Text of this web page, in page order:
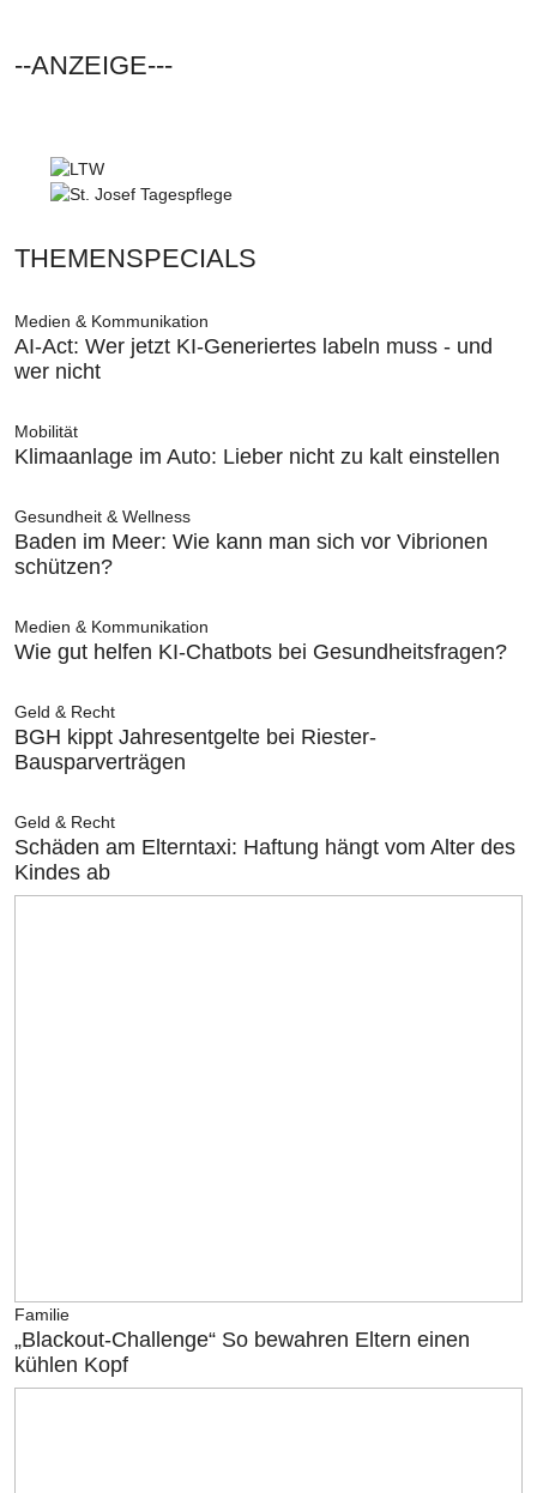
--ANZEIGE---
THEMENSPECIALS
Medien & Kommunikation
AI-Act: Wer jetzt KI-Generiertes labeln muss - und
wer nicht
Mobilität
Klimaanlage im Auto: Lieber nicht zu kalt einstellen
Gesundheit & Wellness
Baden im Meer: Wie kann man sich vor Vibrionen
schützen?
Medien & Kommunikation
Wie gut helfen KI-Chatbots bei Gesundheitsfragen?
Geld & Recht
BGH kippt Jahresentgelte bei Riester-
Bausparverträgen
Geld & Recht
Schäden am Elterntaxi: Haftung hängt vom Alter des
Kindes ab
Familie
„Blackout-Challenge“ So bewahren Eltern einen
kühlen Kopf